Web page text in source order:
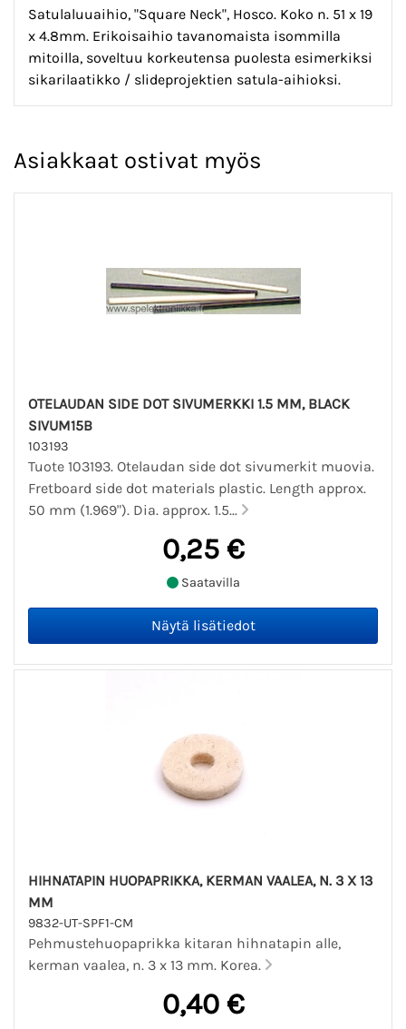
Satulaluuaihio, "Square Neck", Hosco. Koko n. 51 x 19
x 4.8mm. Erikoisaihio tavanomaista isommilla
mitoilla, soveltuu korkeutensa puolesta esimerkiksi
sikarilaatikko / slideprojektien satula-aihioksi.
Asiakkaat ostivat myös
OTELAUDAN SIDE DOT SIVUMERKKI 1.5 MM, BLACK
SIVUM15B
103193
Tuote 103193. Otelaudan side dot sivumerkit muovia.
Fretboard side dot materials plastic. Length approx.
50 mm (1.969"). Dia. approx. 1.5...
0,25 €
Saatavilla
HIHNATAPIN HUOPAPRIKKA, KERMAN VAALEA, N. 3 X 13
MM
9832-UT-SPF1-CM
Pehmustehuopaprikka kitaran hihnatapin alle,
kerman vaalea, n. 3 x 13 mm. Korea.
0,40 €